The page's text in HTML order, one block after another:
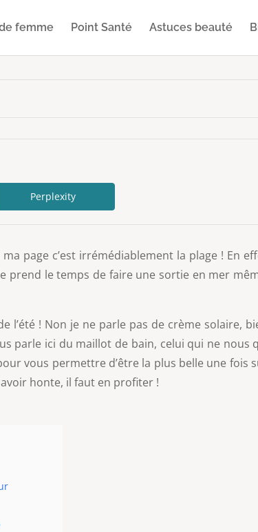
femme Point Santé Astuces beauté
Perplexity
page c’est irrémédiablement la plage ! En
le temps de faire une sortie en mer
! Non je ne parle pas de crème solaire,
parle ici du maillot de bain, celui qui ne nous
vous permettre d’être la plus belle une fois
honte, il faut en profiter !